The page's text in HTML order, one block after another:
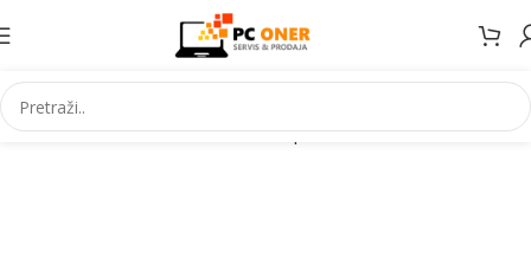
Početna Informatika Kablovi i adapteri Audio kablovi